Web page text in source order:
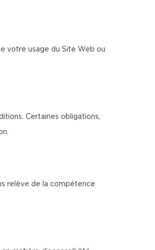
votre usage du Site Web ou
Certaines obligations,
relève de la compétence